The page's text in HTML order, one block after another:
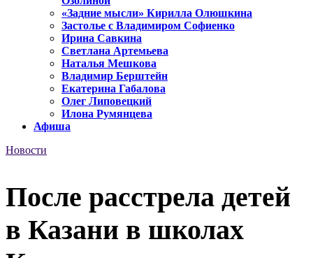
«Задние мысли» Кирилла Олюшкина
Застолье с Владимиром Софиенко
Ирина Савкина
Светлана Артемьева
Наталья Мешкова
Владимир Берштейн
Екатерина Габалова
Олег Липовецкий
Илона Румянцева
Афиша
Новости
После расстрела детей
в Казани в школах